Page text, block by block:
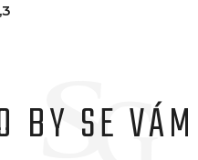
BY SE